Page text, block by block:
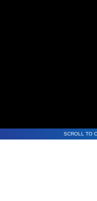
SCROLL TO